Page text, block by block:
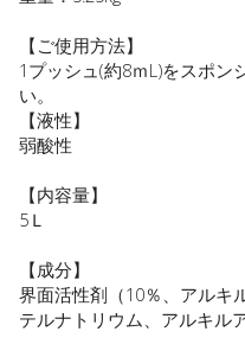
【ご使用方法】
1プッシュ(約8ｍL)をスポン
い。
【液性】
弱酸性
【内容量】
5Ｌ
【成分】
界面活性剤（10％、アルキ
テルナトリウム、アルキル